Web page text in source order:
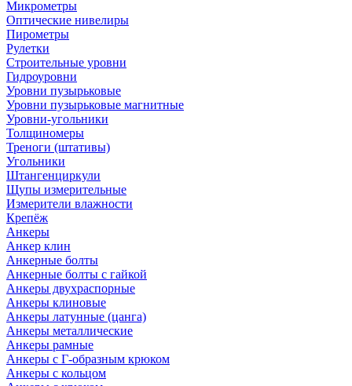
Микрометры
Оптические нивелиры
Пирометры
Рулетки
Строительные уровни
Гидроуровни
Уровни пузырьковые
Уровни пузырьковые магнитные
Уровни-угольники
Толщиномеры
Треноги (штативы)
Угольники
Штангенциркули
Щупы измерительные
Измерители влажности
Крепёж
Анкеры
Анкер клин
Анкерные болты
Анкерные болты с гайкой
Анкеры двухраспорные
Анкеры клиновые
Анкеры латунные (цанга)
Анкеры металлические
Анкеры рамные
Анкеры с Г-образным крюком
Анкеры с кольцом